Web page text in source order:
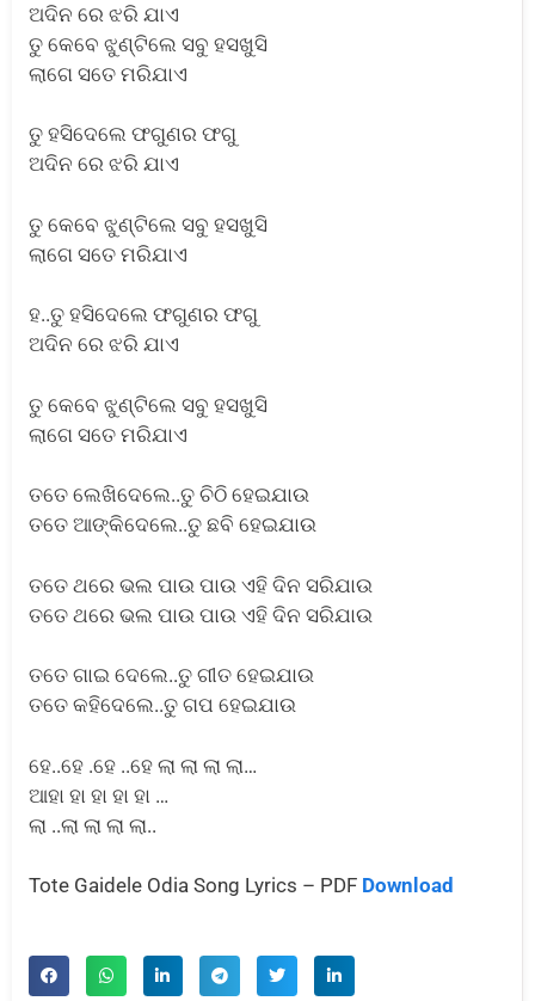
ଅଦିନ ରେ ଝରି ଯାଏ
ତୁ କେବେ ଝୁଣ୍ଟିଲେ ସବୁ ହସଖୁସି
ଲାଗେ ସତେ ମରିଯାଏ
ତୁ ହସିଦେଲେ ଫଗୁଣର ଫଗୁ
ଅଦିନ ରେ ଝରି ଯାଏ
ତୁ କେବେ ଝୁଣ୍ଟିଲେ ସବୁ ହସଖୁସି
ଲାଗେ ସତେ ମରିଯାଏ
ହ..ତୁ ହସିଦେଲେ ଫଗୁଣର ଫଗୁ
ଅଦିନ ରେ ଝରି ଯାଏ
ତୁ କେବେ ଝୁଣ୍ଟିଲେ ସବୁ ହସଖୁସି
ଲାଗେ ସତେ ମରିଯାଏ
ତତେ ଲେଖିଦେଲେ..ତୁ ଚିଠି ହେଇଯାଉ
ତତେ ଆଙ୍କିଦେଲେ..ତୁ ଛବି ହେଇଯାଉ
ତତେ ଥରେ ଭଲ ପାଉ ପାଉ ଏହି ଦିନ ସରିଯାଉ
ତତେ ଥରେ ଭଲ ପାଉ ପାଉ ଏହି ଦିନ ସରିଯାଉ
ତତେ ଗାଇ ଦେଲେ..ତୁ ଗୀତ ହେଇଯାଉ
ତତେ କହିଦେଲେ..ତୁ ଗପ ହେଇଯାଉ
ହେ..ହେ .ହେ ..ହେ ଲା ଲା ଲା ଲା…
ଆହା ହା ହା ହା ହା …
ଲା ..ଲା ଲା ଲା ଲା..
Tote Gaidele Odia Song Lyrics – PDF Download